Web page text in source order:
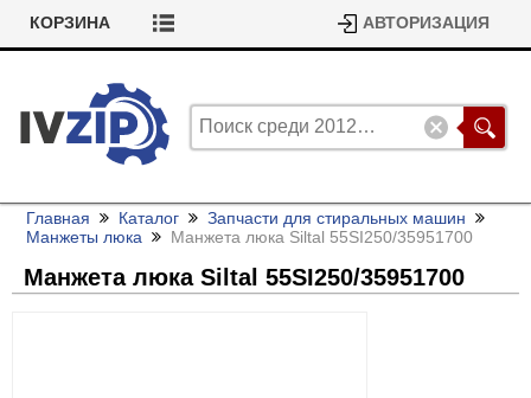
КОРЗИНА АВТОРИЗАЦИЯ
Главная Каталог
Запчасти для стиральных машин
Манжеты люка
Манжета люка Siltal 55SI250/35951700
Манжета люка Siltal 55SI250/35951700